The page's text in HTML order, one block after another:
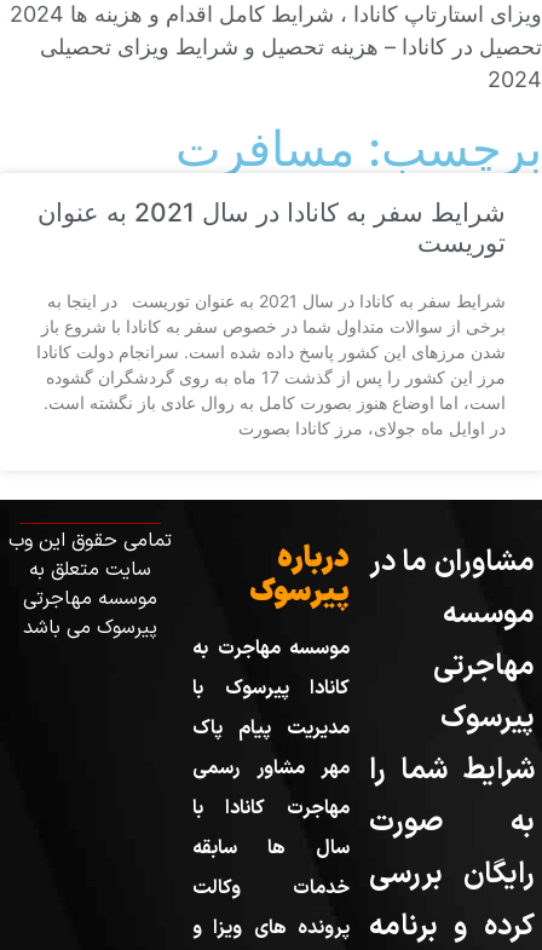
ویزای استارتاپ کانادا ، شرایط کامل اقدام و هزینه ها 2024
تحصیل در کانادا – هزینه‌ تحصیل و شرایط ویزای تحصیلی
2024
برچسب: مسافرت
شرایط سفر به کانادا در سال 2021 به عنوان
توریست
شرایط سفر به کانادا در سال 2021 به عنوان توریست در اینجا به
برخی از سوالات متداول شما در خصوص سفر به کانادا با شروع باز
شدن مرزهای این کشور پاسخ داده شده است. سرانجام دولت کانادا
مرز این کشور را پس از گذشت 17 ماه به روی گردشگران گشوده
است، اما اوضاع هنوز بصورت کامل به روال عادی باز نگشته است.
در اوایل ماه جولای، مرز کانادا بصورت
مشاوران ما در
موسسه
مهاجرتی
پیرسوک
شرایط شما را
به صورت
رایگان بررسی
کرده و برنامه
درباره
پیرسوک
موسسه مهاجرت به
کانادا پیرسوک با
مدیریت پیام پاک
مهر مشاور رسمی
مهاجرت کانادا با
سال ها سابقه
خدمات وکالت
پرونده های ویزا و
تمامی حقوق این وب
سایت متعلق به
موسسه مهاجرتی
پیرسوک می باشد